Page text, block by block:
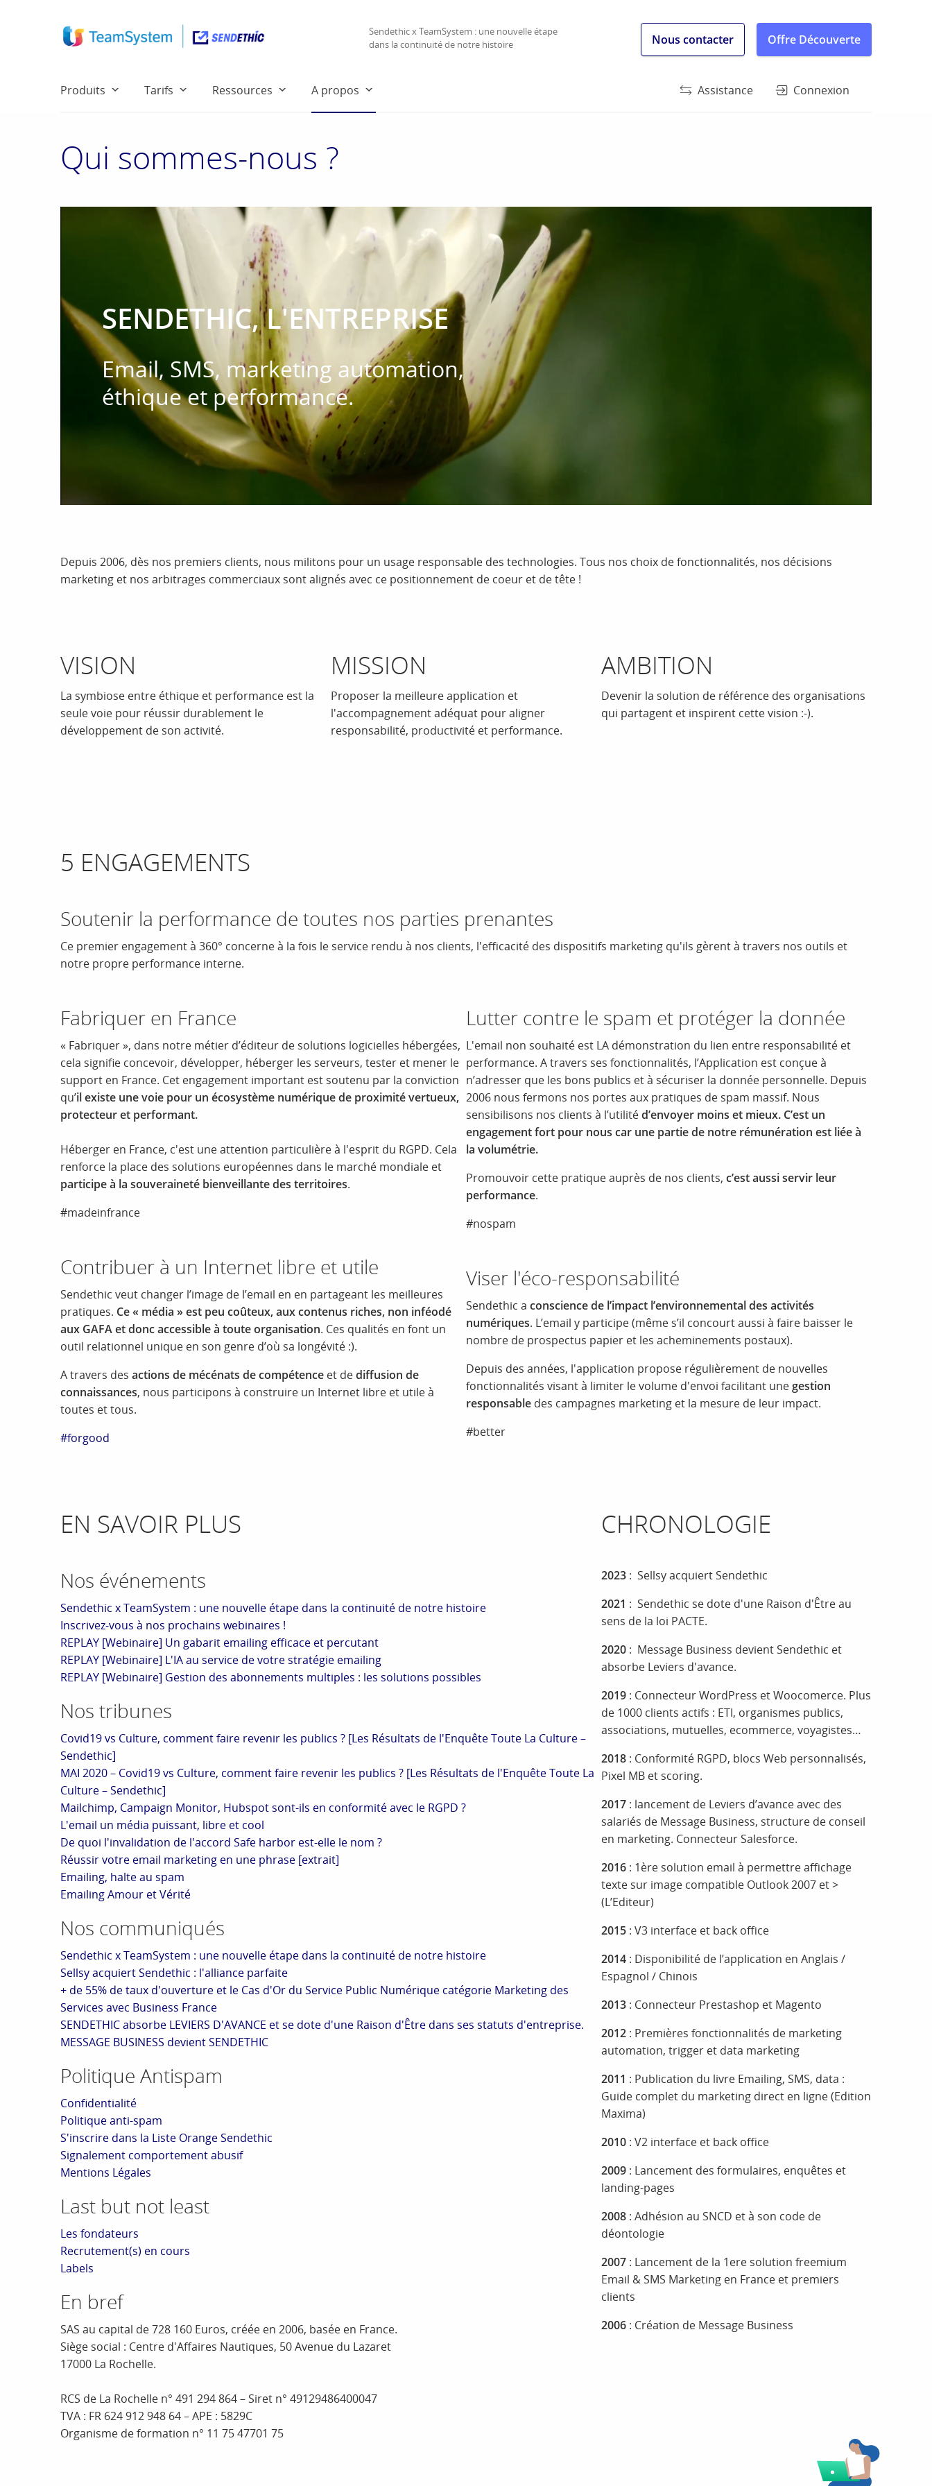
Sendethic x TeamSystem : une nouvelle étape
dans la continuité de notre histoire
Nous contacter Offre Découverte
Produits Tarifs Ressources A propos Assistance Connexion
Qui sommes-nous ?
SENDETHIC, L'ENTREPRISE
Email, SMS, marketing automation,
éthique et performance.
Depuis 2006, dès nos premiers clients, nous militons pour un usage responsable des technologies. Tous nos choix de fonctionnalités, nos décisions
marketing et nos arbitrages commerciaux sont alignés avec ce positionnement de coeur et de tête !
VISION
La symbiose entre éthique et performance est la
seule voie pour réussir durablement le
développement de son activité.
MISSION
Proposer la meilleure application et
l'accompagnement adéquat pour aligner
responsabilité, productivité et performance.
AMBITION
Devenir la solution de référence des organisations
qui partagent et inspirent cette vision :-).
5 ENGAGEMENTS
Soutenir la performance de toutes nos parties prenantes
Ce premier engagement à 360° concerne à la fois le service rendu à nos clients, l'efficacité des dispositifs marketing qu'ils gèrent à travers nos outils et
notre propre performance interne.
Fabriquer en France
« Fabriquer », dans notre métier d’éditeur de solutions logicielles hébergées,
cela signifie concevoir, développer, héberger les serveurs, tester et mener le
support en France. Cet engagement important est soutenu par la conviction
qu’il existe une voie pour un écosystème numérique de proximité vertueux,
protecteur et performant.
Héberger en France, c'est une attention particulière à l'esprit du RGPD. Cela
renforce la place des solutions européennes dans le marché mondiale et
participe à la souveraineté bienveillante des territoires.
#madeinfrance
Contribuer à un Internet libre et utile
Sendethic veut changer l’image de l’email en en partageant les meilleures
pratiques. Ce « média » est peu coûteux, aux contenus riches, non inféodé
aux GAFA et donc accessible à toute organisation. Ces qualités en font un
outil relationnel unique en son genre d’où sa longévité :).
A travers des actions de mécénats de compétence et dediffusion de
connaissances, nous participons à construire un Internet libre et utile à
toutes et tous.
#forgood
Lutter contre le spam et protéger la donnée
L'email non souhaité est LA démonstration du lien entre responsabilité et
performance. A travers ses fonctionnalités, l’Application est conçue à
n’adresser que les bons publics et à sécuriser la donnée personnelle. Depuis
2006 nous fermons nos portes aux pratiques de spam massif. Nous
sensibilisons nos clients à l’utilitéd’envoyer moins et mieux. C’est un
engagement fort pour nous car une partie de notre rémunération est liée à
la volumétrie.
Promouvoir cette pratique auprès de nos clients, c’est aussi servir leur
performance.
#nospam
Viser l'éco-responsabilité
Sendethic a conscience de l’impact l’environnemental des activités
numériques. L’email y participe (même s’il concourt aussi à faire baisser le
nombre de prospectus papier et les acheminements postaux).
Depuis des années, l'application propose régulièrement de nouvelles
fonctionnalités visant à limiter le volume d'envoi facilitant unegestion
responsable des campagnes marketing et la mesure de leur impact.
#better
EN SAVOIR PLUS
Nos événements
Sendethic x TeamSystem : une nouvelle étape dans la continuité de notre histoire
Inscrivez-vous à nos prochains webinaires !
REPLAY [Webinaire] Un gabarit emailing efficace et percutant
REPLAY [Webinaire] L'IA au service de votre stratégie emailing
REPLAY [Webinaire] Gestion des abonnements multiples : les solutions possibles
Nos tribunes
Covid19 vs Culture, comment faire revenir les publics ? [Les Résultats de l'Enquête Toute La Culture –
Sendethic]
MAI 2020 – Covid19 vs Culture, comment faire revenir les publics ? [Les Résultats de l'Enquête Toute La
Culture – Sendethic]
Mailchimp, Campaign Monitor, Hubspot sont-ils en conformité avec le RGPD ?
L'email un média puissant, libre et cool
De quoi l'invalidation de l'accord Safe harbor est-elle le nom ?
Réussir votre email marketing en une phrase [extrait]
Emailing, halte au spam
Emailing Amour et Vérité
Nos communiqués
Sendethic x TeamSystem : une nouvelle étape dans la continuité de notre histoire
Sellsy acquiert Sendethic : l'alliance parfaite
+ de 55% de taux d'ouverture et le Cas d'Or du Service Public Numérique catégorie Marketing des
Services avec Business France
SENDETHIC absorbe LEVIERS D'AVANCE et se dote d'une Raison d'Être dans ses statuts d'entreprise.
MESSAGE BUSINESS devient SENDETHIC
Politique Antispam
Confidentialité
Politique anti-spam
S'inscrire dans la Liste Orange Sendethic
Signalement comportement abusif
Mentions Légales
Last but not least
Les fondateurs
Recrutement(s) en cours
Labels
En bref
SAS au capital de 728 160 Euros, créée en 2006, basée en France.
Siège social : Centre d'Affaires Nautiques, 50 Avenue du Lazaret
17000 La Rochelle.
RCS de La Rochelle n° 491 294 864 – Siret n° 49129486400047
TVA : FR 624 912 948 64 – APE : 5829C
Organisme de formation n° 11 75 47701 75
CHRONOLOGIE
2023: Sellsy acquiert Sendethic
2021 : Sendethic se dote d'une Raison d'Être au
sens de la loi PACTE.
2020: Message Business devient Sendethic et
absorbe Leviers d'avance.
2019: Connecteur WordPress et Woocomerce. Plus
de 1000 clients actifs : ETI, organismes publics,
associations, mutuelles, ecommerce, voyagistes…
2018: Conformité RGPD, blocs Web personnalisés,
Pixel MB et scoring.
2017: lancement de Leviers d’avance avec des
salariés de Message Business, structure de conseil
en marketing. Connecteur Salesforce.
2016: 1ère solution email à permettre affichage
texte sur image compatible Outlook 2007 et >
(L’Editeur)
2015: V3 interface et back office
2014: Disponibilité de l’application en Anglais /
Espagnol / Chinois
2013: Connecteur Prestashop et Magento
2012: Premières fonctionnalités de marketing
automation, trigger et data marketing
2011 : Publication du livre Emailing, SMS, data :
Guide complet du marketing direct en ligne (Edition
Maxima)
2010: V2 interface et back office
2009: Lancement des formulaires, enquêtes et
landing-pages
2008: Adhésion au SNCD et à son code de
déontologie
2007: Lancement de la 1ere solution freemium
Email & SMS Marketing en France et premiers
clients
2006: Création de Message Business